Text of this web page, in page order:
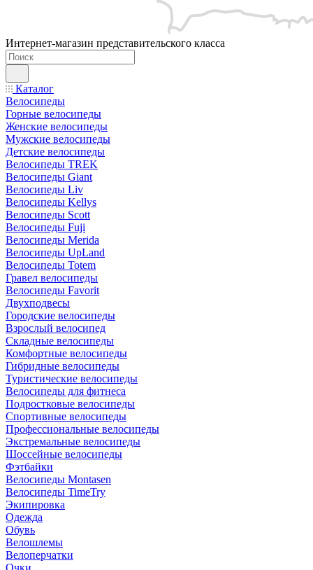
Интернет-магазин представительского класса
Каталог
Велосипеды
Горные велосипеды
Женские велосипеды
Мужские велосипеды
Детские велосипеды
Велосипеды TREK
Велосипеды Giant
Велосипеды Liv
Велосипеды Kellys
Велосипеды Scott
Велосипеды Fuji
Велосипеды Merida
Велосипеды UpLand
Велосипеды Totem
Гравел велосипеды
Велосипеды Favorit
Двухподвесы
Городские велосипеды
Взрослый велосипед
Складные велосипеды
Комфортные велосипеды
Гибридные велосипеды
Туристические велосипеды
Велосипеды для фитнеса
Подростковые велосипеды
Спортивные велосипеды
Профессиональные велосипеды
Экстремальные велосипеды
Шоссейные велосипеды
Фэтбайки
Велосипеды Montasen
Велосипеды TimeTry
Экипировка
Одежда
Обувь
Велошлемы
Велоперчатки
Очки